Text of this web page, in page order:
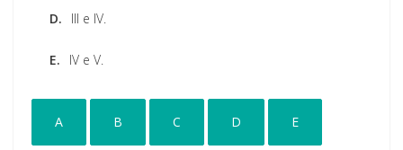
D. III e IV.
E. IV e V.
A B C D E